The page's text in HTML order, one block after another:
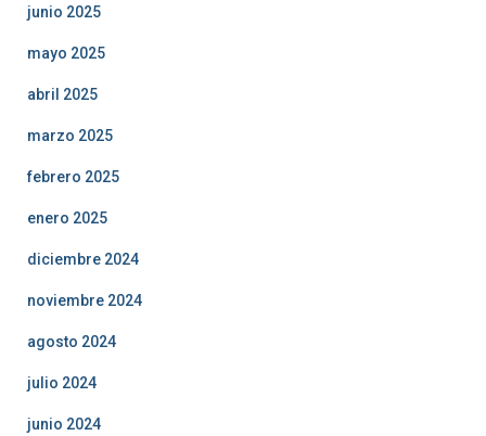
junio 2025
mayo 2025
abril 2025
marzo 2025
febrero 2025
enero 2025
diciembre 2024
noviembre 2024
agosto 2024
julio 2024
junio 2024